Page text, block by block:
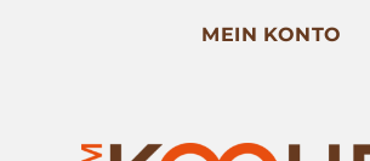
MEIN KONTO